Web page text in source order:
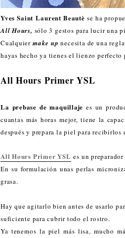
Yves Saint Laurent Beautè se ha
All Hours, sólo 3 gestos para lucir una
Cualquier make up necesita de una
hayas hecho ya tienes el lienzo
All Hours Primer YSL
La prebase de maquillaje es un
cuantas más horas mejor, tiene la
después y prepara la piel para recibirlos
All Hours Primer YSL es un
En su formulación unas perlas
grasa.
Hay que agitarlo bien antes de usarlo
suficiente para cubrir todo el rostro.
Ya tenemos la piel más lisa, mucho